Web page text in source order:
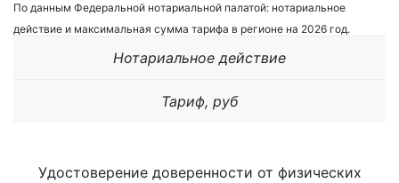
По данным Федеральной нотариальной палатой: нотариальное
действие и максимальная сумма тарифа в регионе на 2026 год.
Нотариальное действие
Тариф, руб
Удостоверение доверенности от физических